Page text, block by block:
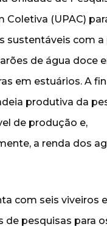
Coletiva (UPAC)
sustentáveis com
de água doce
em estuários. A
produtiva da
de produção e,
a renda dos
com seis viveiros
de pesquisas para